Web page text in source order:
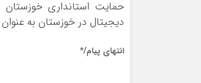
دیجیتال در خوزستان به
انتهای پیام/*